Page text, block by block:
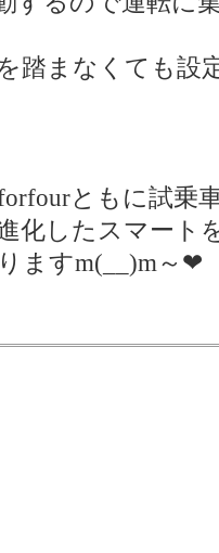
くても設定し
ともに試乗車
たスマートを
すm(__)m～❤